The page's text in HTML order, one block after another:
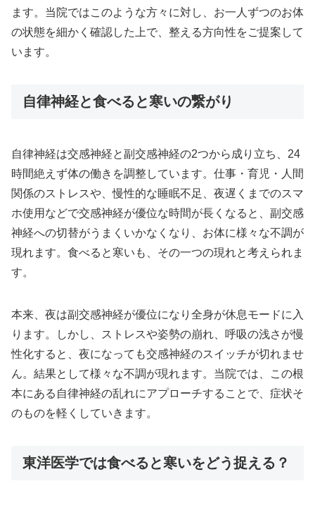
ます。当院ではこのような方々に対し、お一人ずつのお体
の状態を細かく確認した上で、整える方向性をご提案して
います。
自律神経と食べると寒いの繋がり
自律神経は交感神経と副交感神経の2つから成り立ち、24
時間絶えず体の働きを調整しています。仕事・育児・人間
関係のストレスや、慢性的な睡眠不足、夜遅くまでのスマ
ホ使用などで交感神経が優位な時間が長くなると、副交感
神経への切替がうまくいかなくなり、お体に様々な不調が
現れます。食べると寒いも、その一つの現れと考えられま
す。
本来、夜は副交感神経が優位になり全身が休息モードに入
ります。しかし、ストレスや姿勢の崩れ、呼吸の浅さが慢
性化すると、夜になっても交感神経のスイッチが切れませ
ん。結果として様々な不調が現れます。当院では、この根
本にある自律神経の乱れにアプローチすることで、症状そ
のものを軽くしていきます。
東洋医学では食べると寒いをどう捉える？